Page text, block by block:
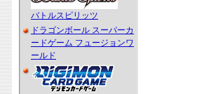
バトルスピリッツ
ドラゴンボール スーパーカ
ードゲーム フュージョンワ
ールド